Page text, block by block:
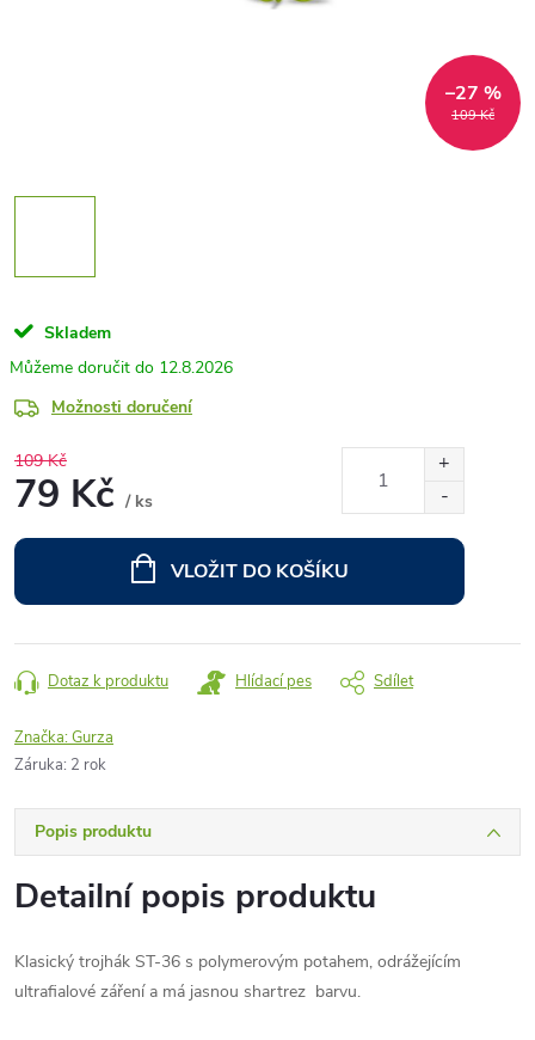
109 Kč
–27 %
Skladem
12.8.2026
Možnosti doručení
109 Kč
79 Kč / ks
VLOŽIT DO KOŠÍKU
Dotaz k produktu Hlídací pes Sdílet
Značka:Gurza
Záruka: 2 rok
Popis produktu
Detailní popis produktu
Klasický trojhák ST-36 s polymerovým potahem, odrážejícím
ultrafialové záření a má jasnou shartrez barvu.